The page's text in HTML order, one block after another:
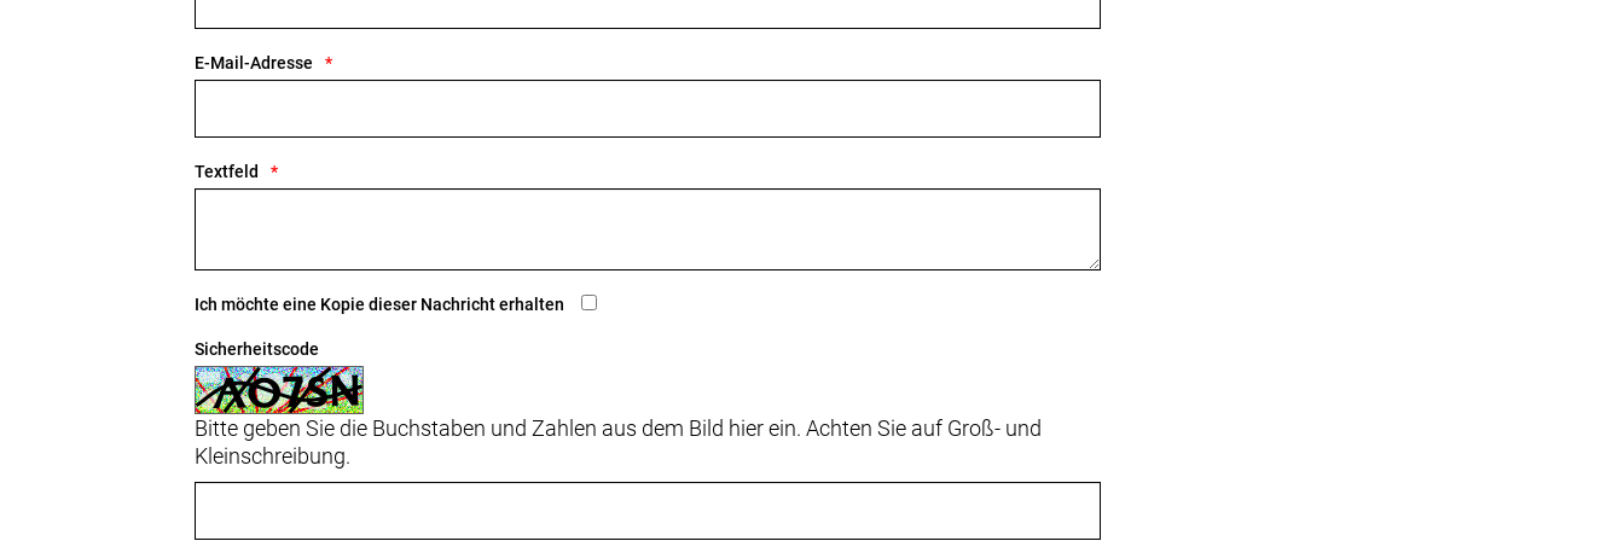
Rahmen: 800 Series OCLV Carbon, KVF-Rohrprofil (Kammtail Virtual Foil), T47 Innenlager, integrierte Bento Box, integriertes
Unterrohr-Staufach
Rahmengröße: S
Rahmenmaterial: Carbon
Anzahl Gänge: 1
Schalthebel: SRAM AXS Wireless Blips, Montage an Basislenker und Lenkeraufsatz // SRAM eTap AXS BlipBox
Hinterradbremse: SRAM S-900 Aero
Max. Bremsscheibendu
E-Mail-Adresse
Textfeld
Ich möchte eine Kopie dieser Nachricht erhalten
Sicherheitscode
Bitte geben Sie die Buchstaben und Zahlen aus dem Bild hier ein. Achten Sie auf Groß- und
Kleinschreibung.